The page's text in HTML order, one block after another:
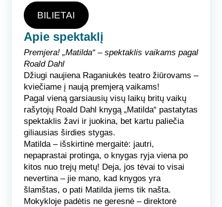
BILIETAI
Apie spektaklį
Premjera! „Matilda“ – spektaklis vaikams pagal
Roald Dahl
Džiugi naujiena Raganiukės teatro žiūrovams –
kviečiame į naują premjerą vaikams!
Pagal vieną garsiausių visų laikų britų vaikų
rašytojų Roald Dahl knygą „Matilda“ pastatytas
spektaklis žavi ir juokina, bet kartu paliečia
giliausias širdies stygas.
Matilda– išskirtinė mergaitė: jautri,
nepaprastai protinga, o knygas ryja viena po
kitos nuo trejų metų! Deja, jos tėvai to visai
nevertina – jie mano, kad knygos yra
šlamštas, o pati Matilda jiems tik našta.
Mokykloje padėtis ne geresnė – direktorė